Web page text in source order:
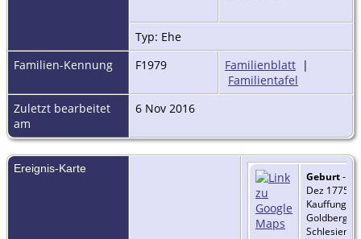
Typ: Ehe
Familien-Kennung
F1979 Familienblatt |
Familientafel
Zuletzt bearbeitet
am
6 Nov 2016
Ereignis-Karte
Geburt- 13
Dez 1775 -
Kauffung,
Goldberg,
Schlesien